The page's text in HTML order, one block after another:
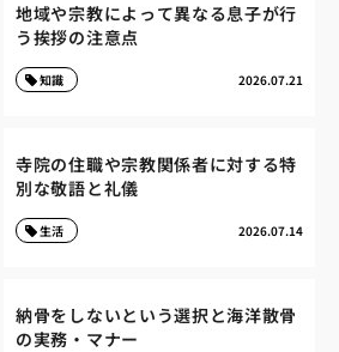
地域や宗教によって異なる息子が行
う挨拶の注意点
2026.07.21
知識
寺院の住職や宗教関係者に対する特
別な敬語と礼儀
2026.07.14
生活
納骨をしないという選択と海洋散骨
の実務・マナー